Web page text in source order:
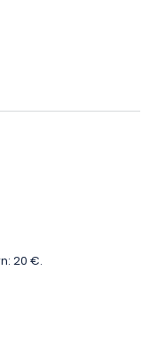
Mountainbikewege…
Madine sowie viele
20 €.